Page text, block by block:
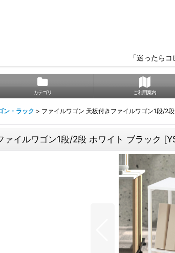
「迷ったら
カテゴリ ご利用案内
ン・ラック > ファイルワゴン 天板付きファイルワゴン1段/2
ァイルワゴン1段/2段 ホワイト ブラック [